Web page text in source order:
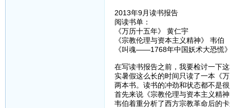
2013年9月读书报告
阅读书单：
《万历十五年》 黄仁宇
《宗教伦理与资本主义精神》 韦伯
《叫魂——1768年中国妖术大恐慌
在写读书报告之前，我要检讨一下
实暑假这么长的时间只读了一本《
两本书。读书的冲劲和状态都不是
首先来说《宗教伦理与资本主义精
韦伯着重分析了西方宗教革命后的